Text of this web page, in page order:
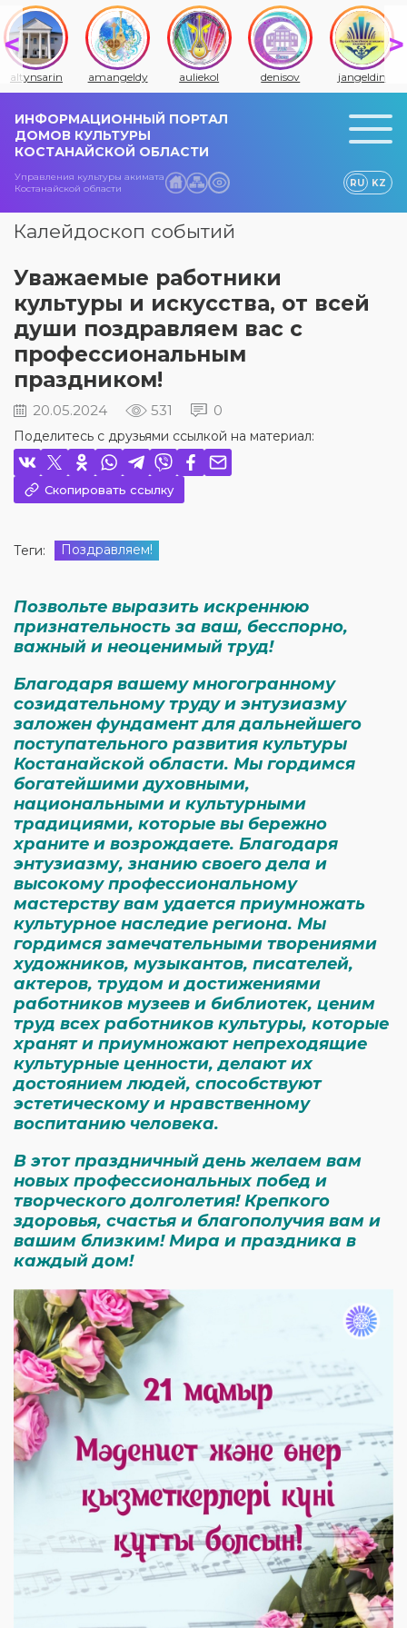
altynsarin amangeldy auliekol denisov jangeldin
ИНФОРМАЦИОННЫЙ ПОРТАЛ
ДОМОВ КУЛЬТУРЫ
КОСТАНАЙСКОЙ ОБЛАСТИ
Управления культуры акимата
Костанайской области
RU KZ
Калейдоскоп событий
Уважаемые работники
культуры и искусства, от всей
души поздравляем вас с
профессиональным
праздником!
20.05.2024 531 0
Поделитесь с друзьями ссылкой на материал:
Скопировать ссылку
Теги: Поздравляем!
Позвольте выразить искреннюю
признательность за ваш, бесспорно,
важный и неоценимый труд!
Благодаря вашему многогранному
созидательному труду и энтузиазму
заложен фундамент для дальнейшего
поступательного развития культуры
Костанайской области. Мы гордимся
богатейшими духовными,
национальными и культурными
традициями, которые вы бережно
храните и возрождаете. Благодаря
энтузиазму, знанию своего дела и
высокому профессиональному
мастерству вам удается приумножать
культурное наследие региона. Мы
гордимся замечательными творениями
художников, музыкантов, писателей,
актеров, трудом и достижениями
работников музеев и библиотек, ценим
труд всех работников культуры, которые
хранят и приумножают непреходящие
культурные ценности, делают их
достоянием людей, способствуют
эстетическому и нравственному
воспитанию человека.
В этот праздничный день желаем вам
новых профессиональных побед и
творческого долголетия! Крепкого
здоровья, счастья и благополучия вам и
вашим близким! Мира и праздника в
каждый дом!